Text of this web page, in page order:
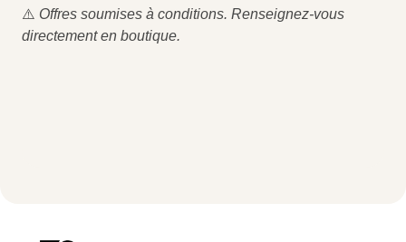
⚠️ Offres soumises à conditions. Renseignez-vous
directement en boutique.